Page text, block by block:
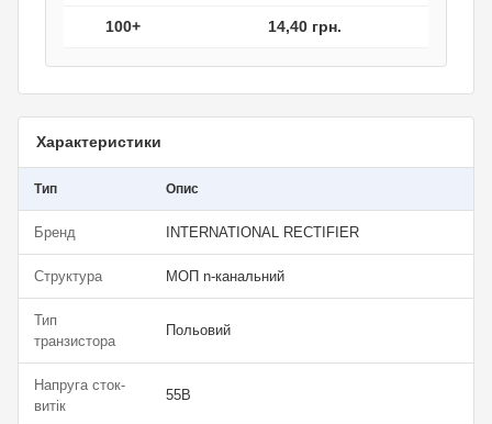
100+ 14,40 грн.
Характеристики
Тип Опис
Бренд INTERNATIONAL RECTIFIER
Структура МОП n-канальний
Тип
транзистора
Польовий
Напруга сток-
витік
55В